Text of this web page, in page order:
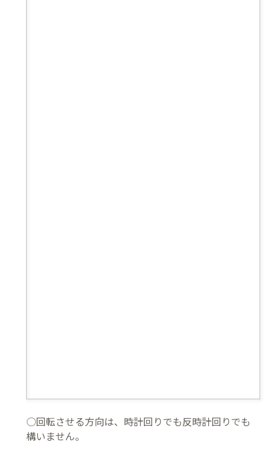
○回転させる方向は、時計回りでも反時計回りでも
構いません。